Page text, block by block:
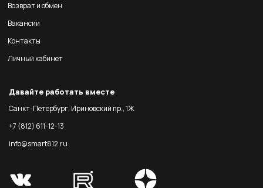
Возврат и обмен
Вакансии
Контакты
Личный кабинет
Давайте работать вместе
Санкт-Петербург, Ириновский пр., 1Ж
+7 (812) 611-12-13
info@smart812.ru